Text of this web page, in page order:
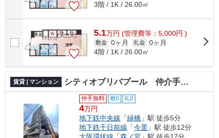
3階 / 1K / 26.00㎡
5.1万円 (管理費等：5,000円 )
敷金 0ヶ月 礼金 0ヶ月
4階 / 1K / 26.00㎡
賃貸 | マンション シティオブリバプール 仲介手数料無料
仲手無料 敷0 礼0
4万円
地下鉄中央線 「緑橋 」駅 徒歩5分
地下鉄千日前線 「今里 」駅 徒歩12分